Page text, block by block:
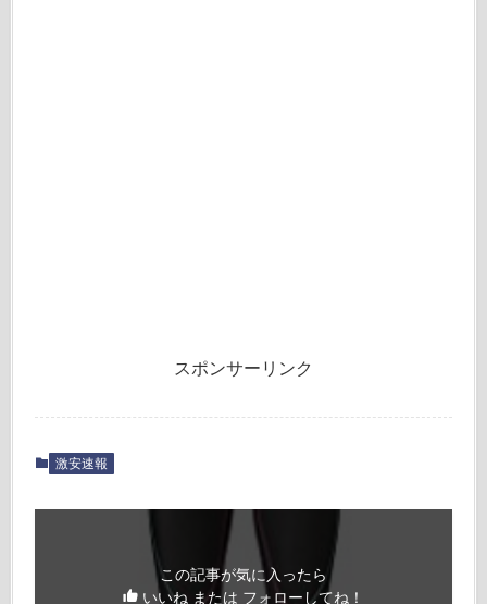
スポンサーリンク
激安速報
この記事が気に入ったら
いいね または フォローしてね！